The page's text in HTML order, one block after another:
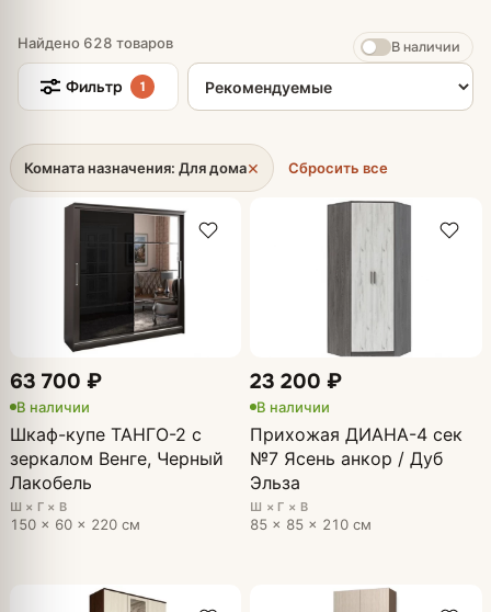
Найдено 628 товаров В наличии
Фильтр 1
Сортировка товаров
Комната назначения: Для дома× Сбросить все
63 700 ₽
В наличии
Шкаф-купе ТАНГО-2 с
зеркалом Венге, Черный
Лакобель
Ш × Г × В
150 × 60 × 220 см
23 200 ₽
В наличии
Прихожая ДИАНА-4 сек
№7 Ясень анкор / Дуб
Эльза
Ш × Г × В
85 × 85 × 210 см